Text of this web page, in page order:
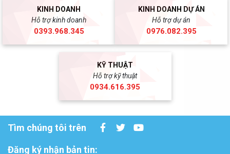
KINH DOANH
Hỗ trợ kinh doanh
0393.968.345
KINH DOANH DỰ ÁN
Hỗ trợ dự án
0976.082.395
KỸ THUẬT
Hỗ trợ kỹ thuật
0934.616.395
Tìm chúng tôi trên
Đăng ký nhận bản tin: